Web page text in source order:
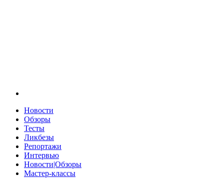
Новости
Обзоры
Тесты
Ликбезы
Репортажи
Интервью
Новости|Обзоры
Мастер-классы